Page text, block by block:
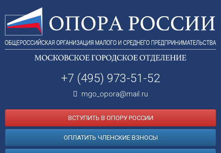
+7 (495) 973-51-52
mgo_opora@mail.ru
ВСТУПИТЬ В ОПОРУ РОССИИ
ОПЛАТИТЬ ЧЛЕНСКИЕ ВЗНОСЫ